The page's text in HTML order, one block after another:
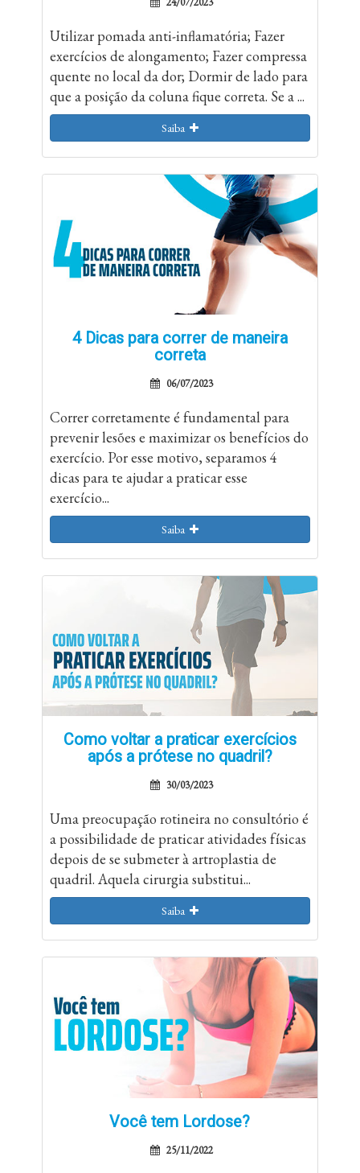
Utilizar pomada anti-inflamatória; Fazer
exercícios de alongamento; Fazer compressa
quente no local da dor; Dormir de lado para
que a posição da coluna fique correta. Se a ...
Saiba
4 Dicas para correr de maneira
correta
06/07/2023
Correr corretamente é fundamental para
prevenir lesões e maximizar os benefícios do
exercício. Por esse motivo, separamos 4
dicas para te ajudar a praticar esse
exercício...
Saiba
Como voltar a praticar exercícios
após a prótese no quadril?
30/03/2023
Uma preocupação rotineira no consultório é
a possibilidade de praticar atividades físicas
depois de se submeter à artroplastia de
quadril. Aquela cirurgia substitui...
Saiba
Você tem Lordose?
25/11/2022